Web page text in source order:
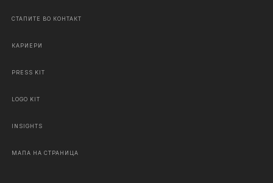
СТАПИТЕ ВО КОНТАКТ
КАРИЕРИ
PRESS KIT
LOGO KIT
INSIGHTS
МАПА НА СТРАНИЦА